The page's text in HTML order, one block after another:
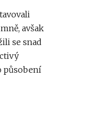
avšak
se snad
působení